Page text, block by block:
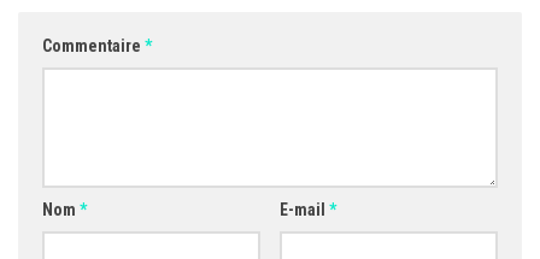
Commentaire *
Nom * E-mail *